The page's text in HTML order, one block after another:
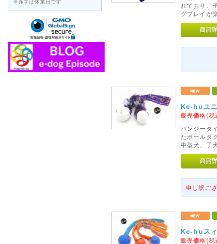
※赤字は休業日です
れており、
グプレイが
Ke-huユ
販売価格(
バンジータ
たボールタ
中型犬、子
申し訳ご
Ke-huス
販売価格(